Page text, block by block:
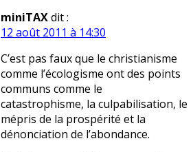
miniTAXdit :
12 août 2011 à 14:30
C’est pas faux que le christianisme
comme l’écologisme ont des points
communs comme le
catastrophisme, la culpabilisation, le
mépris de la prospérité et la
dénonciation de l’abondance.